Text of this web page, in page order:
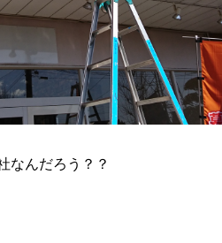
なんだろう？？